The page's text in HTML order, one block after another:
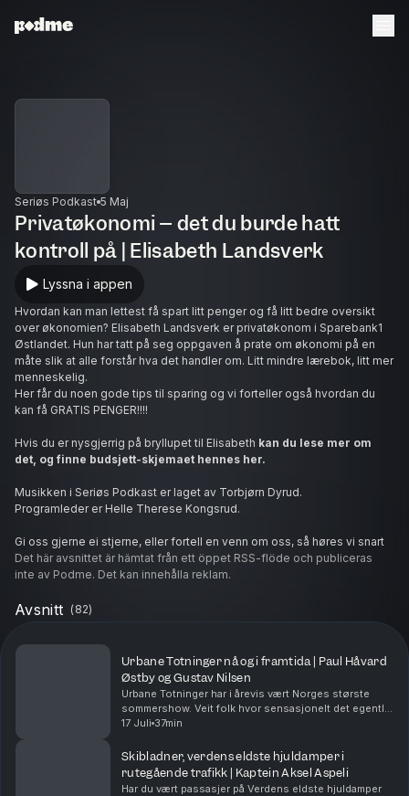
Seriøs Podkast 5 Maj
Privatøkonomi – det du burde hatt
kontroll på | Elisabeth Landsverk
Lyssna i appen
Hvordan kan man lettest få spart litt penger og få litt bedre oversikt
over økonomien? Elisabeth Landsverk er privatøkonom i Sparebank1
Østlandet. Hun har tatt på seg oppgaven å prate om økonomi på en
måte slik at alle forstår hva det handler om. Litt mindre lærebok, litt mer
menneskelig.
Her får du noen gode tips til sparing og vi forteller også hvordan du
kan få GRATIS PENGER!!!!
Hvis du er nysgjerrig på bryllupet til Elisabeth kan du lese mer om
det, og finne budsjett-skjemaet hennes her.
Musikken i Seriøs Podkast er laget av Torbjørn Dyrud.
Programleder er Helle Therese Kongsrud.
Gi oss gjerne ei stjerne, eller fortell en venn om oss, så høres vi snart
igjen :)
Hosted on Acast. Seeacast.com/privacy
Det här avsnittet är hämtat från ett öppet RSS-flöde och publiceras
inte av Podme. Det kan innehålla reklam.
Avsnitt (82)
Urbane Totninger nå og i framtida | Paul Håvard
Østby og Gustav Nilsen
Urbane Totninger har i årevis vært Norges største
sommershow. Veit folk hvor sensasjonelt det egentlig
er å dra over 30.000 publikummere år etter år til Kapp,
17 Juli 37min
Skibladner, verdens eldste hjuldamper i
rutegående trafikk | Kaptein Aksel Aspeli
Har du vært passasjer på Verdens eldste hjuldamper